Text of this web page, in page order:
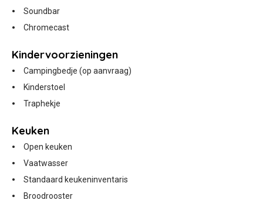
Soundbar
Chromecast
Kindervoorzieningen
Campingbedje (op aanvraag)
Kinderstoel
Traphekje
Keuken
Open keuken
Vaatwasser
Standaard keukeninventaris
Broodrooster